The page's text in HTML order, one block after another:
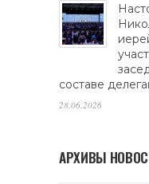
составе
28.06.2026
АРХИВЫ